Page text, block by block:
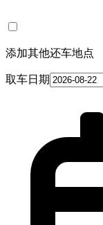
添加其他还车地点
取车日期